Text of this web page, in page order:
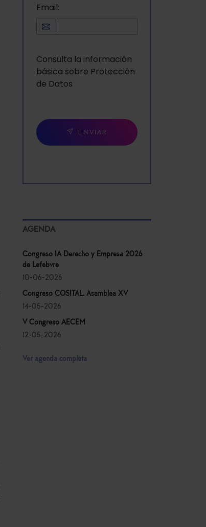
Email:
Consulta la información
básica sobre Protección
de Datos
ENVIAR
AGENDA
Congreso IA Derecho y Empresa 2026
de Lefebvre
10-06-2026
Congreso COSITAL. Asamblea XV
14-05-2026
V Congreso AECEM
12-05-2026
Ver agenda completa